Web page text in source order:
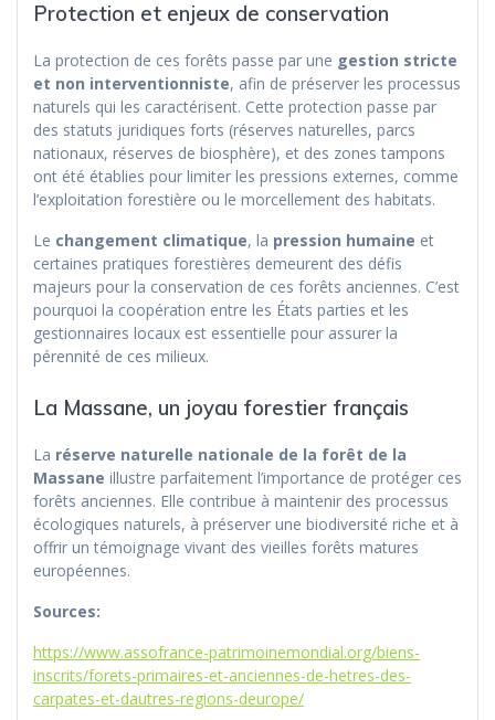
Protection et enjeux de conservation
La protection de ces forêts passe par une gestion stricte
et non interventionniste, afin de préserver les processus
naturels qui les caractérisent. Cette protection passe par
des statuts juridiques forts (réserves naturelles, parcs
nationaux, réserves de biosphère), et des zones tampons
ont été établies pour limiter les pressions externes, comme
l’exploitation forestière ou le morcellement des habitats.
Le changement climatique, la pression humaine et
certaines pratiques forestières demeurent des défis
majeurs pour la conservation de ces forêts anciennes. C’est
pourquoi la coopération entre les États parties et les
gestionnaires locaux est essentielle pour assurer la
pérennité de ces milieux.
La Massane, un joyau forestier français
La réserve naturelle nationale de la forêt de la
Massane illustre parfaitement l’importance de protéger ces
forêts anciennes. Elle contribue à maintenir des processus
écologiques naturels, à préserver une biodiversité riche et à
offrir un témoignage vivant des vieilles forêts matures
européennes.
Sources:
https://www.assofrance-patrimoinemondial.org/biens-
inscrits/forets-primaires-et-anciennes-de-hetres-des-
carpates-et-dautres-regions-deurope/